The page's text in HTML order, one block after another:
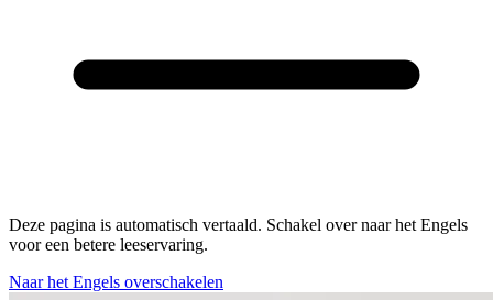
Deze pagina is automatisch vertaald. Schakel over naar het Engels
voor een betere leeservaring.
Naar het Engels overschakelen